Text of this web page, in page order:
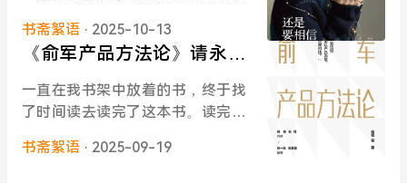
存。痛恨姨母给他带来了现在的这
一切，所以在伊丽莎白过世之后，
多的怨言。我在看到这一段的时
候，有一种 “我稍稍能理解但完全不
认同” 的感觉。我觉得这就是他跟叶
存在。太浪漫了，真的，太浪漫
了！都会过去的，没有什么是过不
去的。换个角度看问题，问题或许
根本不存在。大老师说也没想着要
教会大家什么，对这本书不要有太
大可小的自虐。所以我好像也不太
和爱人一起修缮这样一幢老别墅，
让人非常地能感受到他们发自内心
的快乐。现在的生活真的太疲惫
间要处理非常多问题，这中间还要
伴随特别多的情绪压力、承载上级
非人哉的焦虑、被把你当成竞争者
的同事挖坑阴阳等等等，但是当我
候在某个杂志上读过的一篇文章，
但是始终没找到，已经不确定是不
是我幻想出来的了。文章大致意思
是讲 鲁豫在上学的时候，每次老师
一个接一个地考背诵课文或单词，
她有的时候没来得及背好，她会数
书斋絮语 · 2025-10-13
《俞军产品方法论》请永远
抱有一颗积极的产品心
一直在我书架中放着的书，终于找
了时间读去读完了这本书。读完之
么。看完的感觉有点复杂，首先是
书斋絮语 · 2025-09-19